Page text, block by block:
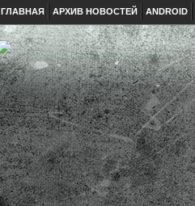
ГЛАВНАЯ АРХИВ НОВОСТЕЙ ANDROID